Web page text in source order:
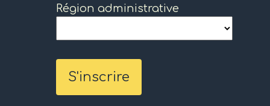
Région administrative